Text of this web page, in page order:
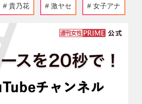
貴乃花 激ヤセ 女子アナ